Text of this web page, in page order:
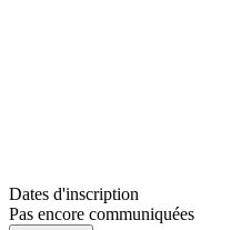
Dates d'inscription
Pas encore communiquées